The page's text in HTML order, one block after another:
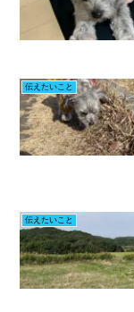
伝えたいこと
伝えたいこと